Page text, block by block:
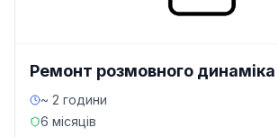
Ремонт розмовного динаміка
~ 2 години
6 місяців